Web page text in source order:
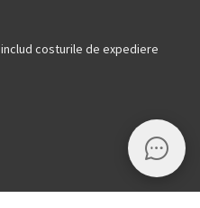
costurile de expediere